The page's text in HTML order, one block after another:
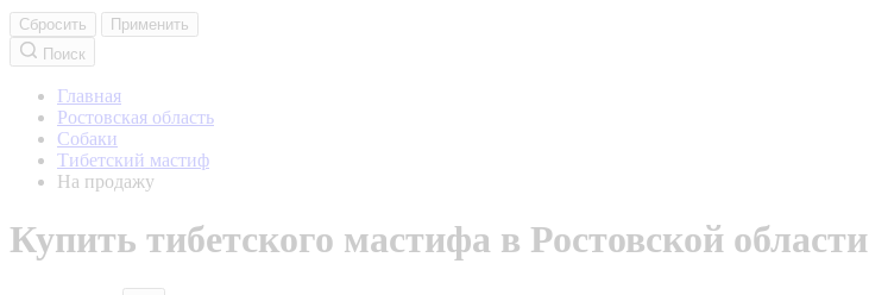
Сбросить
Применить
Поиск
Главная
Ростовская область
Собаки
Тибетский мастиф
На продажу
Купить тибетского мастифа в Ростовской области